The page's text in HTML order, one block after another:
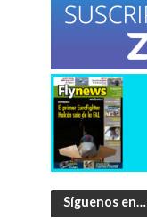
Síguenos en…